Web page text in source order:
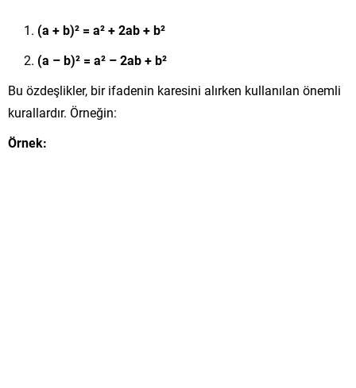
(a + b)² = a² + 2ab + b²
(a – b)² = a² – 2ab + b²
Bu özdeşlikler, bir ifadenin karesini alırken kullanılan önemli
kurallardır. Örneğin:
Örnek: